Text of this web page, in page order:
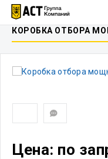
КОРОБКА ОТБОРА
Цена: по